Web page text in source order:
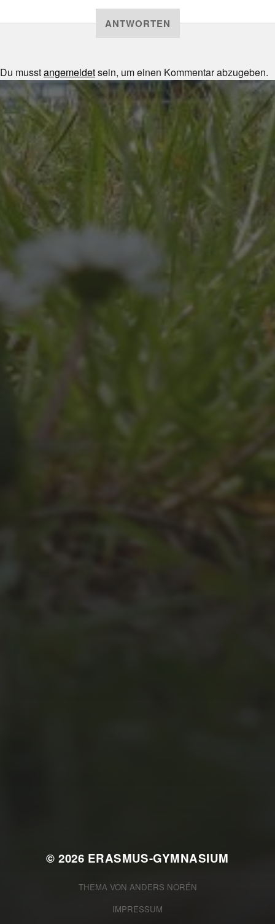
ANTWORTEN
Du musstangemeldetsein, um einen Kommentar abzugeben.
JULI 8, 2026
UNSER SCHUL-/SPORTFEST
© 2026 ERASMUS-GYMNASIUM
THEMA VON ANDERS NORÉN
IMPRESSUM